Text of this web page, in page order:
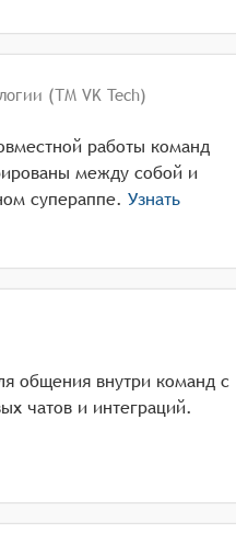
(ТМ VK Tech)
работы команд
между собой и
супераппе. Узнать
общения внутри команд с
чатов и интеграций.